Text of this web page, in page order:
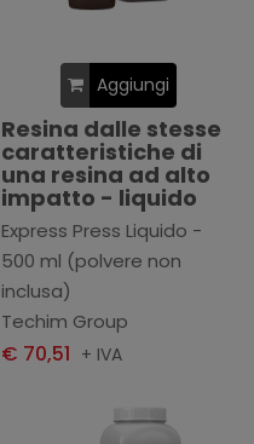
Aggiungi
Resina dalle stesse
caratteristiche di
una resina ad alto
impatto - liquido
Express Press Liquido -
500 ml (polvere non
inclusa)
Techim Group
€ 70,51 + IVA